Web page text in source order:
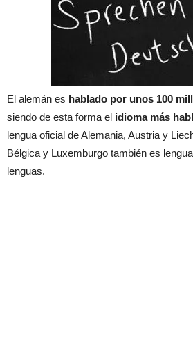
El alemán es hablado por unos 100
siendo de esta forma el idioma más
lengua oficial de Alemania, Austria y
Bélgica y Luxemburgo también es
lenguas.